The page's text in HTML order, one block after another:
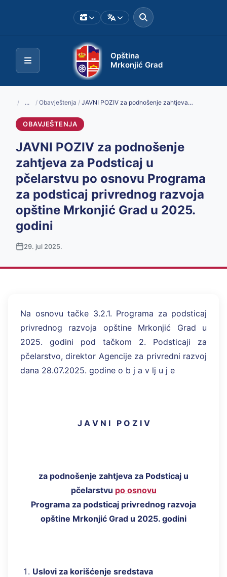
Opština
Mrkonjić Grad
/ ... / Obavještenja / JAVNI POZIV za podnošenje zahtjeva za Podsticaj u pčelarstvu po osnovu Programa za podsticaj privrednog razvoja opštine Mrkonjić Grad u 2025. godini
OBAVJEŠTENJA
JAVNI POZIV za podnošenje
zahtjeva za Podsticaj u
pčelarstvu po osnovu Programa
za podsticaj privrednog razvoja
opštine Mrkonjić Grad u 2025.
godini
29. jul 2025.
Na osnovu tačke 3.2.1. Programa za podsticaj
privrednog razvoja opštine Mrkonjić Grad u
2025. godini pod tačkom 2. Podsticaji za
pčelarstvo, direktor Agencije za privredni razvoj
dana 28.07.2025. godine o b j a v lj u j e
J A V N I P O Z I V
za podnošenje zahtjeva za Podsticaj u
pčelarstvu po osnovu
Programa za podsticaj privrednog razvoja
opštine Mrkonjić Grad u 2025. godini
Uslovi za korišćenje sredstava